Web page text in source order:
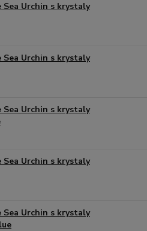
Sea Urchin s krystaly
Sea Urchin s krystaly
Sea Urchin s krystaly
Sea Urchin s krystaly
Sea Urchin s krystaly